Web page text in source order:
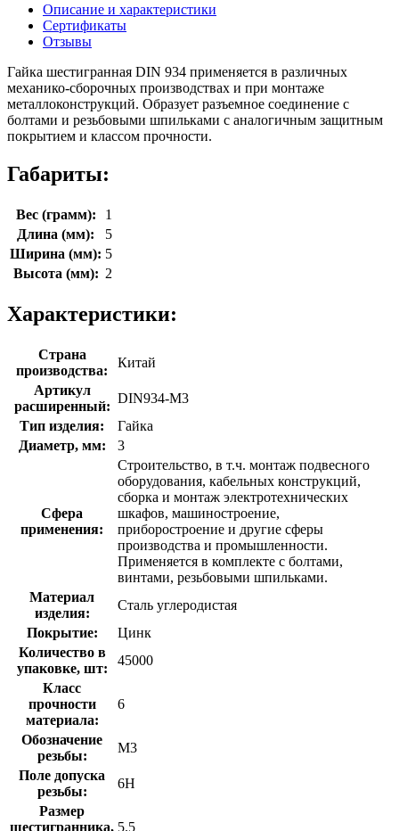
Описание и характеристики
Сертификаты
Отзывы
Гайка шестигранная DIN 934 применяется в различных
механико-сборочных производствах и при монтаже
металлоконструкций. Образует разъемное соединение с
болтами и резьбовыми шпильками с аналогичным защитным
покрытием и классом прочности.
Габариты:
Вес (грамм):
1
Длина (мм):
5
Ширина (мм): 5
Высота (мм): 2
Характеристики:
Страна
производства:
Китай
Артикул
расширенный:
DIN934-М3
Тип изделия:
Гайка
Диаметр, мм:
3
Сфера
применения:
Строительство, в т.ч. монтаж подвесного
оборудования, кабельных конструкций,
сборка и монтаж электротехнических
шкафов, машиностроение,
приборостроение и другие сферы
производства и промышленности.
Применяется в комплекте с болтами,
винтами, резьбовыми шпильками.
Материал
изделия:
Сталь углеродистая
Покрытие:
Цинк
Количество в
упаковке, шт:
45000
Класс
прочности
материала:
6
Обозначение
резьбы:
М3
Поле допуска
резьбы:
6H
Размер
шестигранника, 5.5